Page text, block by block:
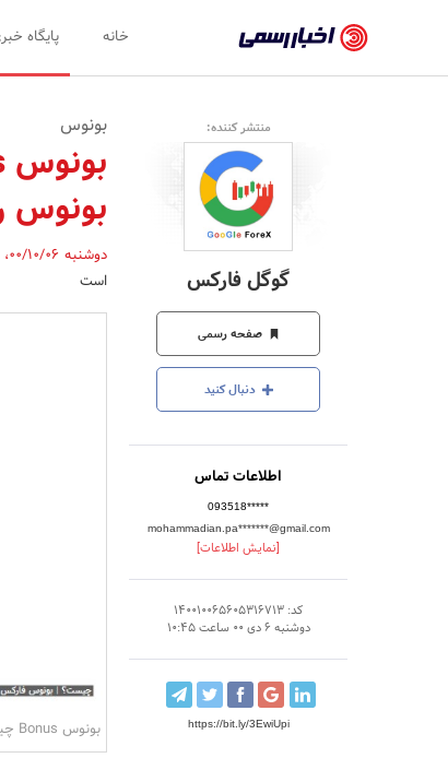
رسمی
-
اخبار
تایید
شده
شرکت‌ها،
سازمان‌ها
و
روابط
عمومی‌ها
خانه پایگاه
منتشر کننده:
گوگل فارکس
صفحه رسمی
دنبال کنید
اطلاعات تماس
093518*****
mohammadian.pa*******@gmail.com
[نمایش اطلاعات]
کد: 140010065605316713
دوشنبه 6 دی 00 ساعت 10:45
https://bit.ly/3EwiUpi
بونوس
بونوس
دوشنبه 00/10/06 ،
است
بونوس Bonus چیست؟ | بونوس فارکس 2020 | بونوس رایگان فارکس